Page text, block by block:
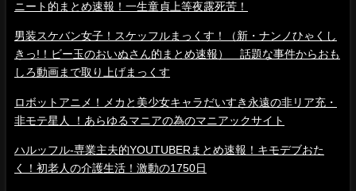
ニート的まとめ速報！一生童貞上等夜露死苦！
男装スケバン女子！スケッフルまっくす！（新・ナンノひゃくし
きっ!！ビー玉のおいぬさん的まとめ速報） 話題な事件からおも
しろ動画まで取り上げまっくす
ロボットアニメ！メカと美少女キャラだいすき永遠の非リア充・
非モテ星人 ！あらゆるマニアの為のマニアックサイト
ハルッフル-専業主夫的YOUTUBERまとめ速報！キモデブおた
く！初老人の介護生活！激動の1750日